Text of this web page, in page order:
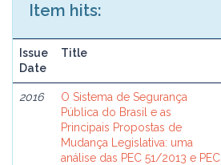
Item hits:
Issue
Date
Title
2016
O Sistema de Segurança
Pública do Brasil e as
Principais Propostas de
Mudança Legislativa: uma
análise das PEC 51/2013 e PEC